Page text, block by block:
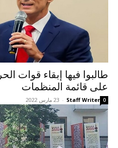
طالبوا فیها إبقاء قوات
على قائمة المنظمات
Staff Writer
- 23 مارس 2022 0